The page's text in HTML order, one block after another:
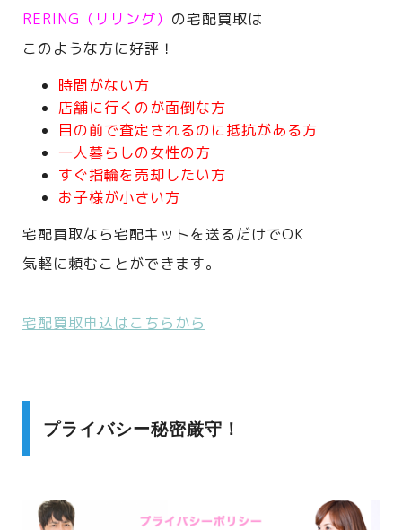
RERING（リリング） の宅配買取は
このような方に好評！
時間がない方
店舗に行くのが面倒な方
目の前で査定されるのに抵抗がある方
一人暮らしの女性の方
すぐ指輪を売却したい方
お子様が小さい方
宅配買取なら宅配キットを送るだけでOK
気軽に頼むことができます。
宅配買取申込はこちらから
プライバシー秘密厳守！